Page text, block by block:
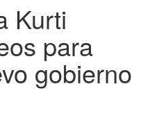
Kurti
para
gobierno